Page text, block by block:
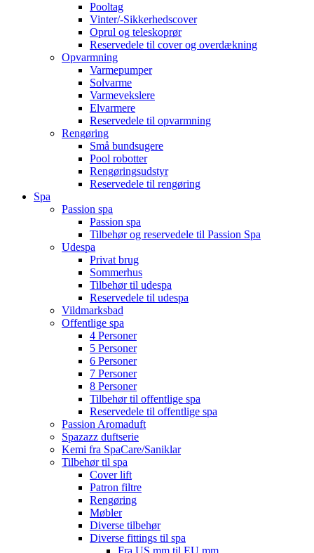
Pooltag
Vinter/-Sikkerhedscover
Oprul og teleskoprør
Reservedele til cover og overdækning
Opvarmning
Varmepumper
Solvarme
Varmevekslere
Elvarmere
Reservedele til opvarmning
Rengøring
Små bundsugere
Pool robotter
Rengøringsudstyr
Reservedele til rengøring
Spa
Passion spa
Passion spa
Tilbehør og reservedele til Passion Spa
Udespa
Privat brug
Sommerhus
Tilbehør til udespa
Reservedele til udespa
Vildmarksbad
Offentlige spa
4 Personer
5 Personer
6 Personer
7 Personer
8 Personer
Tilbehør til offentlige spa
Reservedele til offentlige spa
Passion Aromaduft
Spazazz duftserie
Kemi fra SpaCare/Saniklar
Tilbehør til spa
Cover lift
Patron filtre
Rengøring
Møbler
Diverse tilbehør
Diverse fittings til spa
Fra US mm til EU mm